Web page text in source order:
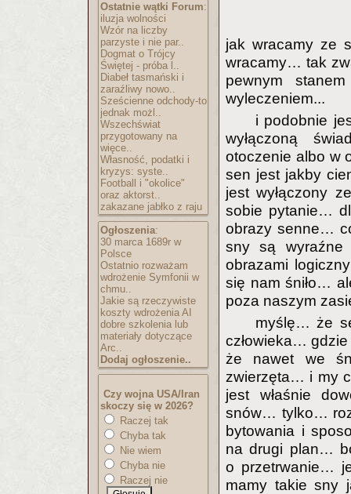
Ostatnie wątki Forum:
iluzja wolności
Wzór na liczby
parzyste i nie par..
Dogmat o Trójcy
Świętej - próba l..
Diabeł tasmański i
zaraźliwy nowo..
Sześcienne odchody-to
jednak możl..
Wszechświat
przygotowany na
więce..
Własność, podatki i
kryzys: syste..
Football i "okolice"
oraz aktorst..
zakazane jabłko z raju
Ogłoszenia:
30 marca 1689r w
Polsce
Ostatnio rozważam
wdrożenie Symfonii w
chmu..
Jakie są rzeczywiste
koszty wdrożenia AI
dobre szkolenia lub
materiały dotyczące
Arc..
Dodaj ogłoszenie..
Czy wojna USA/Iran
skoczy się w 2026?
Raczej tak
Chyba tak
Nie wiem
Chyba nie
Raczej nie
jak wracamy ze
wracamy… tak
pewnym
wyleczeniem...
i podobnie
wyłączoną
otoczenie albo w
sen jest jakby
jest wyłączony
sobie pytanie…
obrazy senne…
sny są
obrazami
się nam śniło…
poza naszym
myślę… że
człowieka…
że nawet we
zwierzęta… i my
jest właśnie
snów… tylko…
bytowania i
na drugi plan…
o przetrwanie…
mamy takie sny